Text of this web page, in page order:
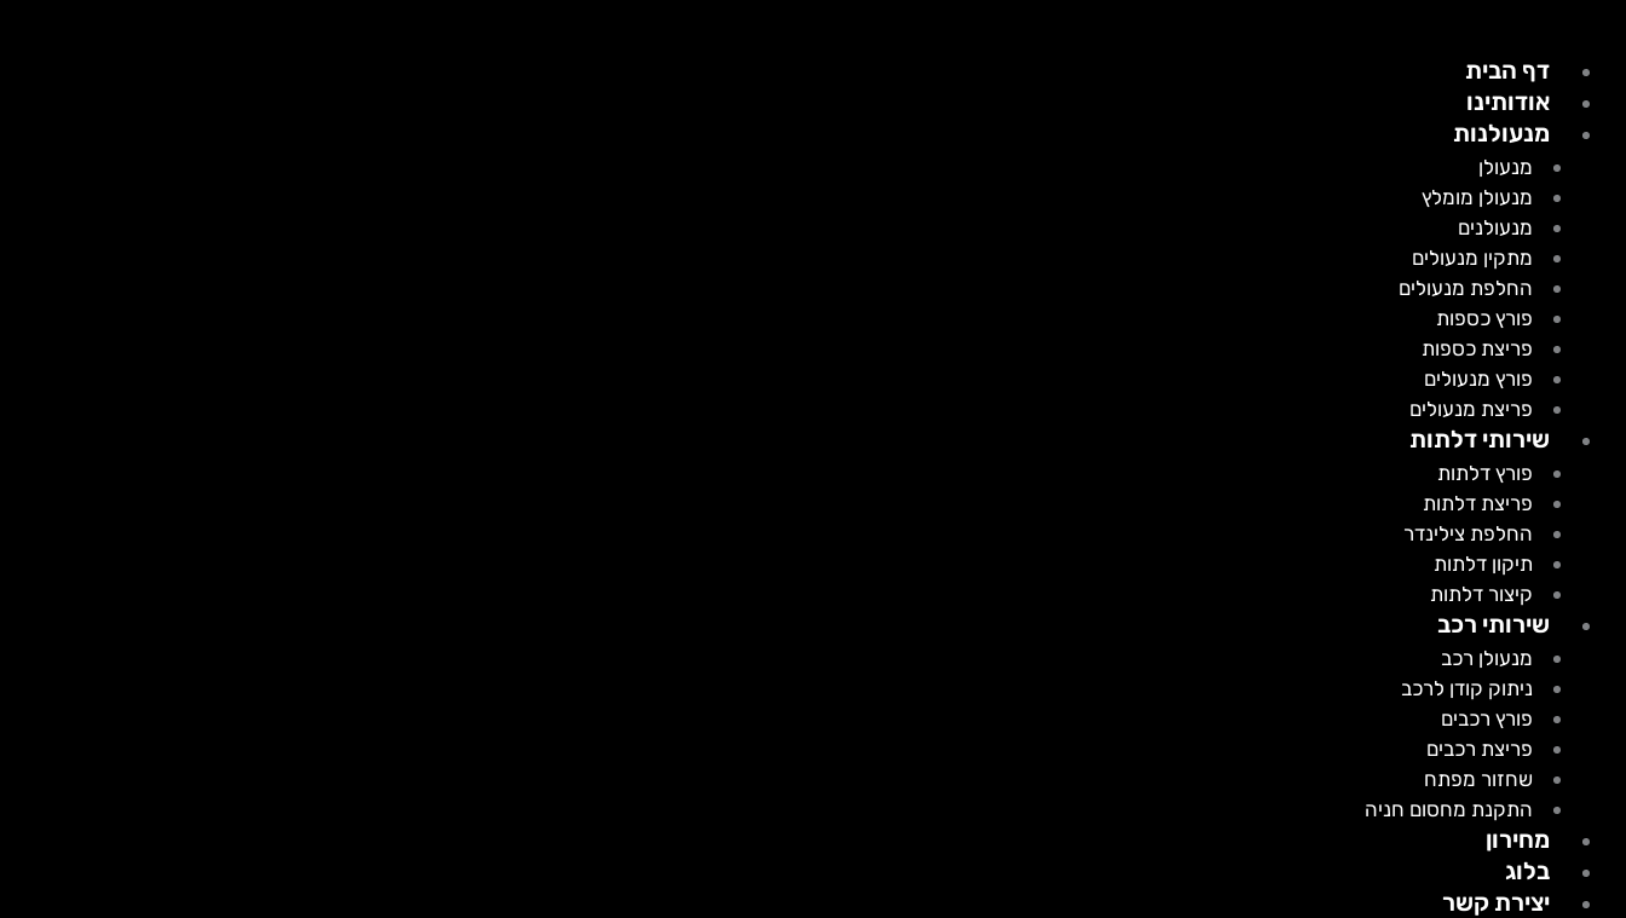
דף הבית
אודותינו
מנעולנות
מנעולן
מנעולן מומלץ
מנעולנים
מתקין מנעולים
החלפת מנעולים
פורץ כספות
פריצת כספות
פורץ מנעולים
פריצת מנעולים
שירותי דלתות
פורץ דלתות
פריצת דלתות
החלפת צילינדר
תיקון דלתות
קיצור דלתות
שירותי רכב
מנעולן רכב
ניתוק קודן לרכב
פורץ רכבים
פריצת רכבים
שחזור מפתח
התקנת מחסום חניה
מחירון
בלוג
יצירת קשר